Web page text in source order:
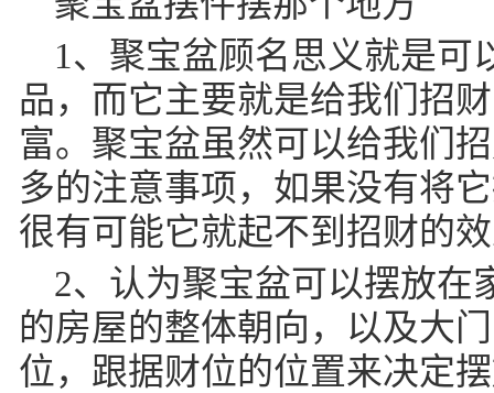
1、聚宝盆顾名思义就是可
品，而它主要就是给我们招
富。聚宝盆虽然可以给我们
多的注意事项，如果没有将
很有可能它就起不到招财的
2、认为聚宝盆可以摆放在
的房屋的整体朝向，以及大
位，跟据财位的位置来决定